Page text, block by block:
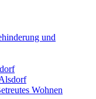
und
Wohnen